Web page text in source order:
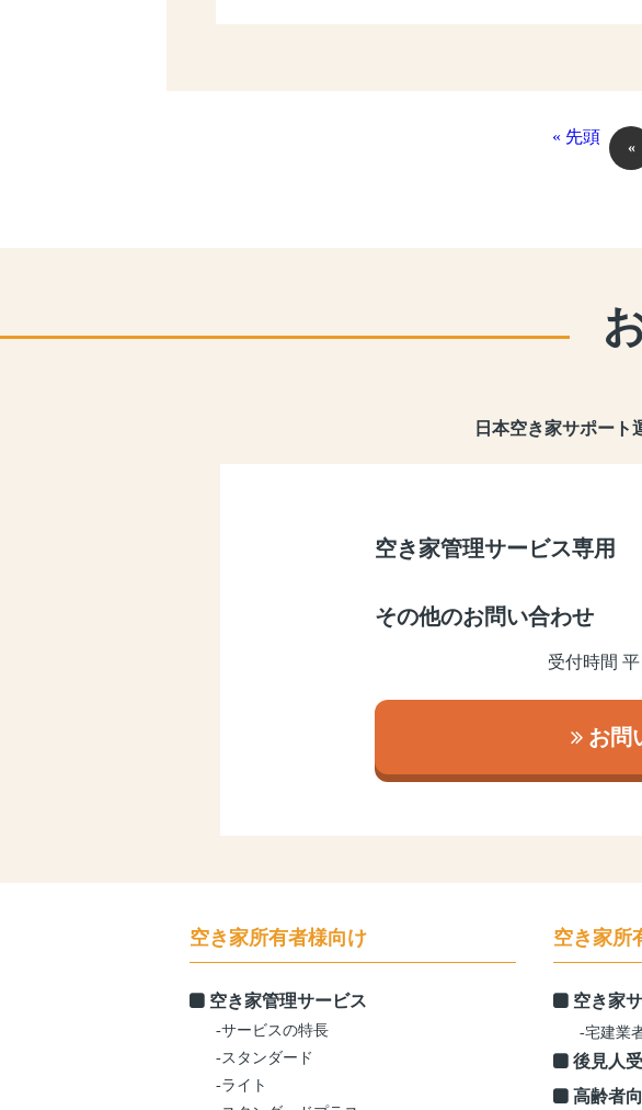
« 先頭
«
日本空き家サポート
空き家管理サービス専用
その他のお問い合わせ
受付時間 平
お問
空き家所有者様向け
空き家管理サービス
-サービスの特長
-スタンダード
-ライト
空き家所
空き家
-宅建業
後見人
高齢者